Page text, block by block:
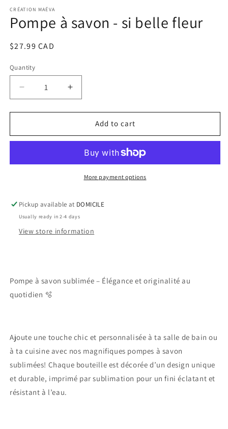
1
in
modal
CRÉATION MAÉVA
Pompe à savon - si belle fleur
Regular
$27.99 CAD
Quantity
Decrease
quantity
for
à
si
Increase
quantity
for
Pompe
à
si
belle
Add to cart
More payment options
Pickup available at DOMICILE
Usually ready in 2-4 days
View store information
Pompe à savon sublimée – Élégance et originalité au
quotidien 🫧
Ajoute une touche chic et personnalisée à ta salle de bain ou
à ta cuisine avec nos magnifiques pompes à savon
sublimées! Chaque bouteille est décorée d’un design unique
et durable, imprimé par sublimation pour un fini éclatant et
résistant à l’eau.